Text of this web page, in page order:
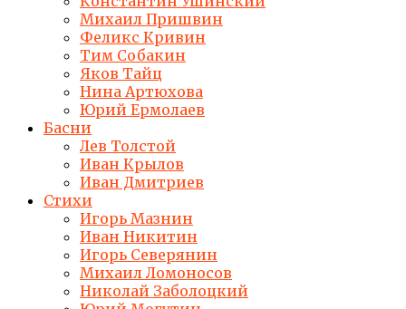
Михаил Пришвин
Феликс Кривин
Тим Собакин
Яков Тайц
Нина Артюхова
Юрий Ермолаев
Басни
Лев Толстой
Иван Крылов
Иван Дмитриев
Стихи
Игорь Мазнин
Иван Никитин
Игорь Северянин
Михаил Ломоносов
Николай Заболоцкий